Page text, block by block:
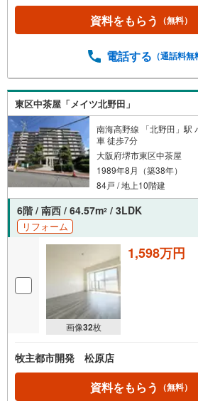
資料をもらう （無料）
電話する （通話料無
東区中茶屋「メイツ北野田」
南海高野線 「北野田」駅
車 徒歩7分
大阪府堺市東区中茶屋
1989年8月（築38年）
84戸 / 地上10階建
6階 / 南西 / 64.57m2 / 3LDK
リフォーム
画像32枚
1,598万円
牧主都市開発 松原店
資料をもらう （無料）